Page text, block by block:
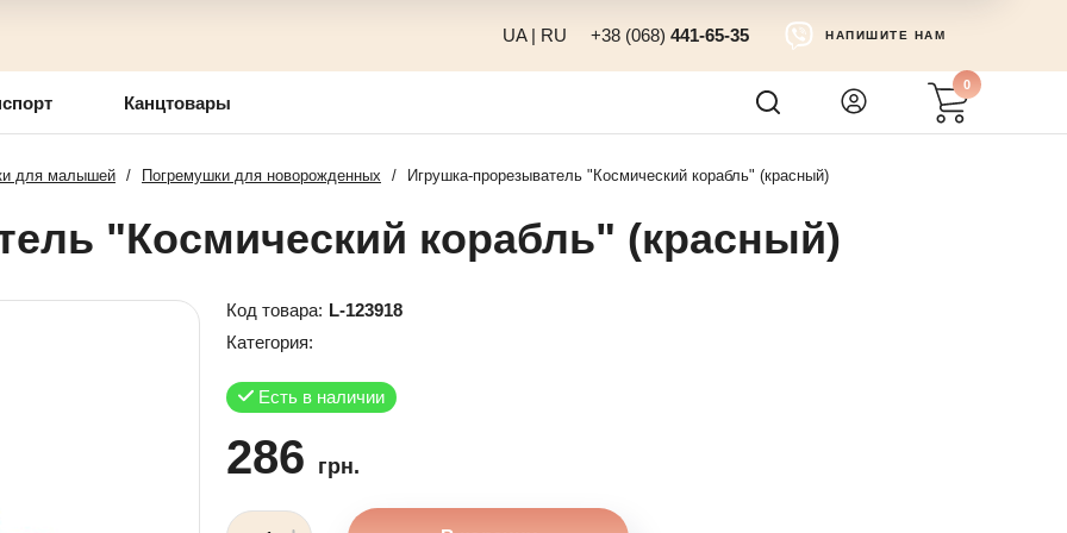
UA| RU +38 (068) 441-65-35 НАПИШИТЕ НАМ
Канцтовары
0
для малышей / Погремушки для новорожденных / Игрушка-прорезыватель "Космический корабль" (красный)
"Космический корабль" (красный)
Код товара: L-123918
Категория:
Есть в наличии
286 грн.